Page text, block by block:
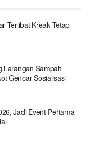
Terlibat Kreak Tetap
Larangan Sampah
Gencar Sosialisasi
Jadi Event Pertama